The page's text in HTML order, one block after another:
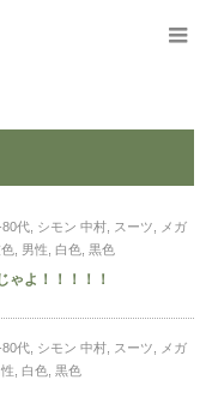
代, シモン 中村, スーツ
メガ
男性 白色 黒色
ゃよ！！！！！
代, シモン 中村, スーツ
メガ
白色 黒色